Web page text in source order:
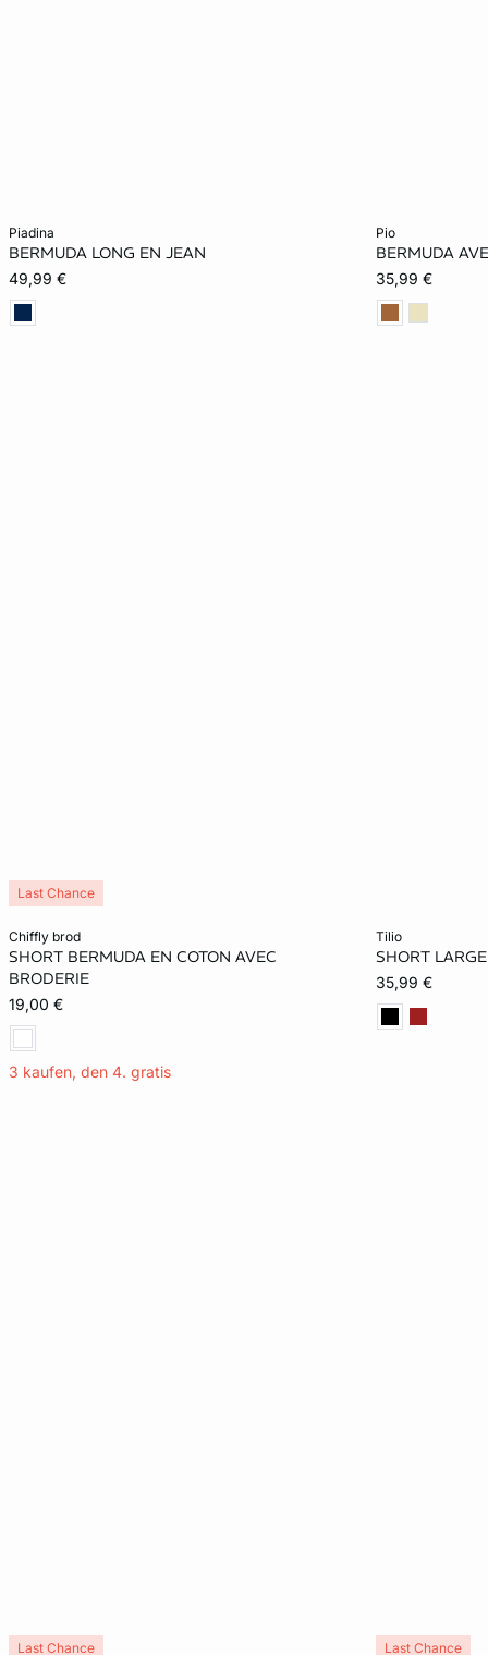
piadina
BERMUDA LONG EN JEAN
49,99 €
pio
BERMUDA
35,99 €
chiffly brod
SHORT BERMUDA EN COTON AVEC
BRODERIE
19,00 €
3 kaufen, den 4. gratis
Last Chance
32
tilio
SHORT LARGE
35,99 €
Last Chance Last Chance